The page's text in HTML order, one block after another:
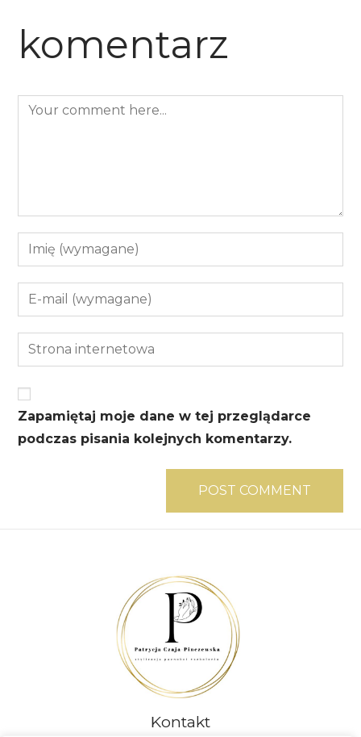
komentarz
Zapamiętaj moje dane w tej przeglądarce
podczas pisania kolejnych komentarzy.
Kontakt